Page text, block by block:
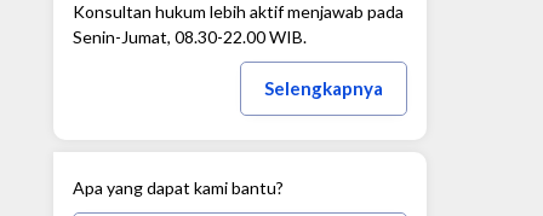
Konsultan hukum lebih aktif menjawab pada
Senin-Jumat, 08.30-22.00 WIB.
Selengkapnya
Apa yang dapat kami bantu?